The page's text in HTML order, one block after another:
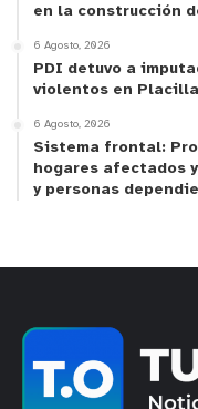
en la construcción
6 Agosto, 2026
PDI detuvo a
violentos en Placilla
6 Agosto, 2026
Sistema frontal:
hogares afectados
y personas